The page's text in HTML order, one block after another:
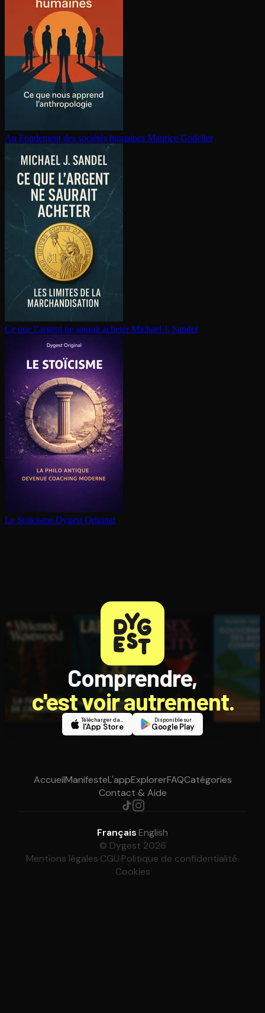
Au Fondement des sociétés humaines Maurice Godelier
Ce que l’argent ne saurait acheter Michael J. Sandel
Le Stoïcisme Dygest Original
Comprendre,
c'est voir autrement.
Télécharger dans
l'App Store
Disponible sur
Google Play
AccueilManifesteL'appExplorerFAQCatégories
Contact & Aide
Français·English
© Dygest 2026
Mentions légales·CGU·Politique de confidentialité·
Cookies